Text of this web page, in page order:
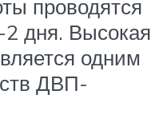
проводятся
2 дня. Высокая
одним
ДВП-